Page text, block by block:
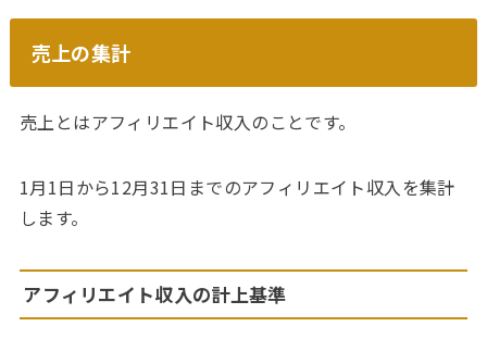
売上の集計
売上とはアフィリエイト収入のことです。
1月1日から12月31日までのアフィリエイト収入を集計
します。
アフィリエイト収入の計上基準